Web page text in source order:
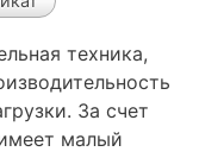
техника,
За счет
малый